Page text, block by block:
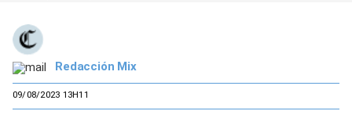
Redacción Mix
09/08/2023 13H11